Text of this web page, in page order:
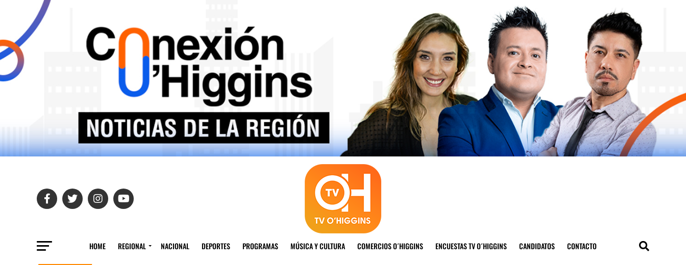
HOME REGIONAL NACIONAL DEPORTES PROGRAMAS MÚSICA Y CULTURA COMERCIOS O´HIGGINS ENCUESTAS TV O´HIGGINS CANDIDATOS CONTACTO